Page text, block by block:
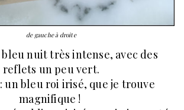
de gauche à droite
bleu nuit très intense, avec des
reflets un peu vert.
: un bleu roi irisé, que je trouve
magnifique !